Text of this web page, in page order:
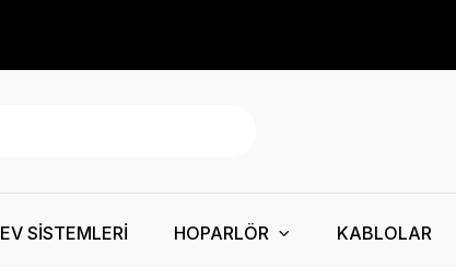
EV SİSTEMLERİ HOPARLÖR KABLOLAR